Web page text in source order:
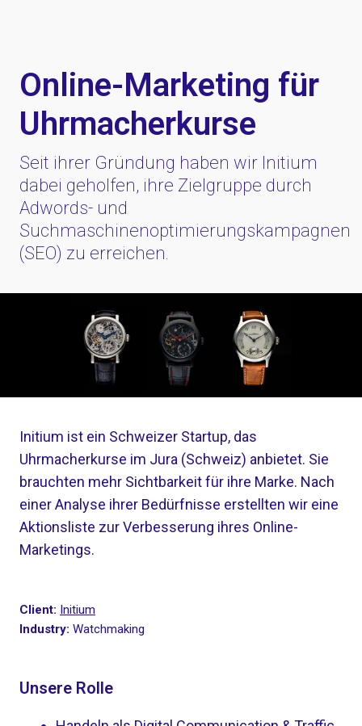
Online-Marketing für
Uhrmacherkurse
Seit ihrer Gründung haben wir Initium
dabei geholfen, ihre Zielgruppe durch
Adwords- und
Suchmaschinenoptimierungskampagnen
(SEO) zu erreichen.
Initium ist ein Schweizer Startup, das
Uhrmacherkurse im Jura (Schweiz) anbietet. Sie
brauchten mehr Sichtbarkeit für ihre Marke. Nach
einer Analyse ihrer Bedürfnisse erstellten wir eine
Aktionsliste zur Verbesserung ihres Online-
Marketings.
Client: Initium
Industry:Watchmaking
Unsere Rolle